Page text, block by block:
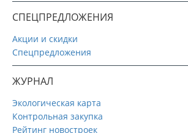
СПЕЦПРЕДЛОЖЕНИЯ
Акции и скидки
Спецпредложения
ЖУРНАЛ
Экологическая карта
Контрольная закупка
Рейтинг новостроек